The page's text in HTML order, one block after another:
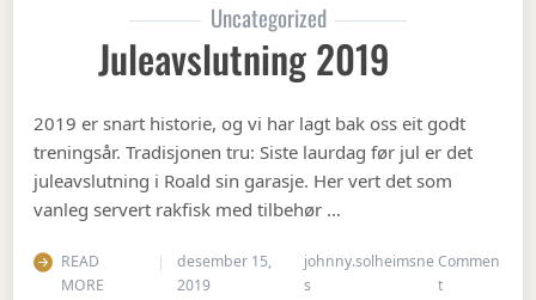
Uncategorized
Juleavslutning 2019
2019 er snart historie, og vi har lagt bak oss eit godt
treningsår. Tradisjonen tru: Siste laurdag før jul er det
juleavslutning i Roald sin garasje. Her vert det som
vanleg servert rakfisk med tilbehør …
READ
MORE
desember 15,
2019
johnny.solheimsne
s
Commen
ton